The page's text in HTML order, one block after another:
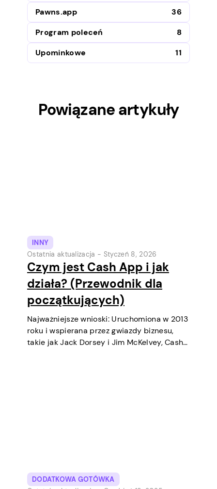
Pawns.app
36
Program poleceń
8
Upominkowe
11
Powiązane artykuły
INNY
Ostatnia aktualizacja - Styczeń 8, 2026
Czym jest Cash App i jak
działa? (Przewodnik dla
początkujących)
Najważniejsze wnioski: Uruchomiona w 2013
roku i wspierana przez gwiazdy biznesu,
takie jak Jack Dorsey i Jim McKelvey, Cash
DODATKOWA GOTÓWKA